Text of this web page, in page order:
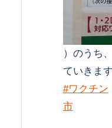
）のうち
ていきます
#ワクチン
市